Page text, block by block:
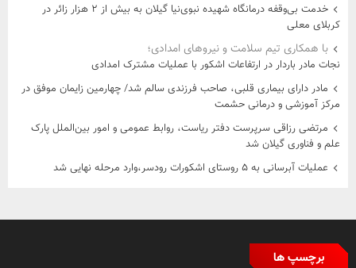
خدمت بی‌وقفه درمانگاه شهیده نبوی‌نیا گیلان به بیش از ۲ هزار زائر در
کربلای معلی
با همکاری تیم سلامت و نیروهای امدادی؛
نجات مادر باردار در ارتفاعات اشکور با عملیات مشترک امدادی
مادر دارای بیماری قلبی، صاحب فرزندی سالم شد/ چهارمین زایمان موفق در
مرکز آموزشی و درمانی حشمت
مرتضی رزاقی سرپرست دفتر ریاست، روابط عمومی و امور بین‌الملل پارک
علم و فناوری گیلان شد
عملیات آبرسانی به ۵ روستای اشکورات رودسر،وارد مرحله نهایی شد
برچسپ ها